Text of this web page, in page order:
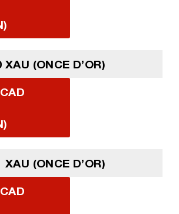
XAU (ONCE D’OR)
XAU (ONCE D’OR)